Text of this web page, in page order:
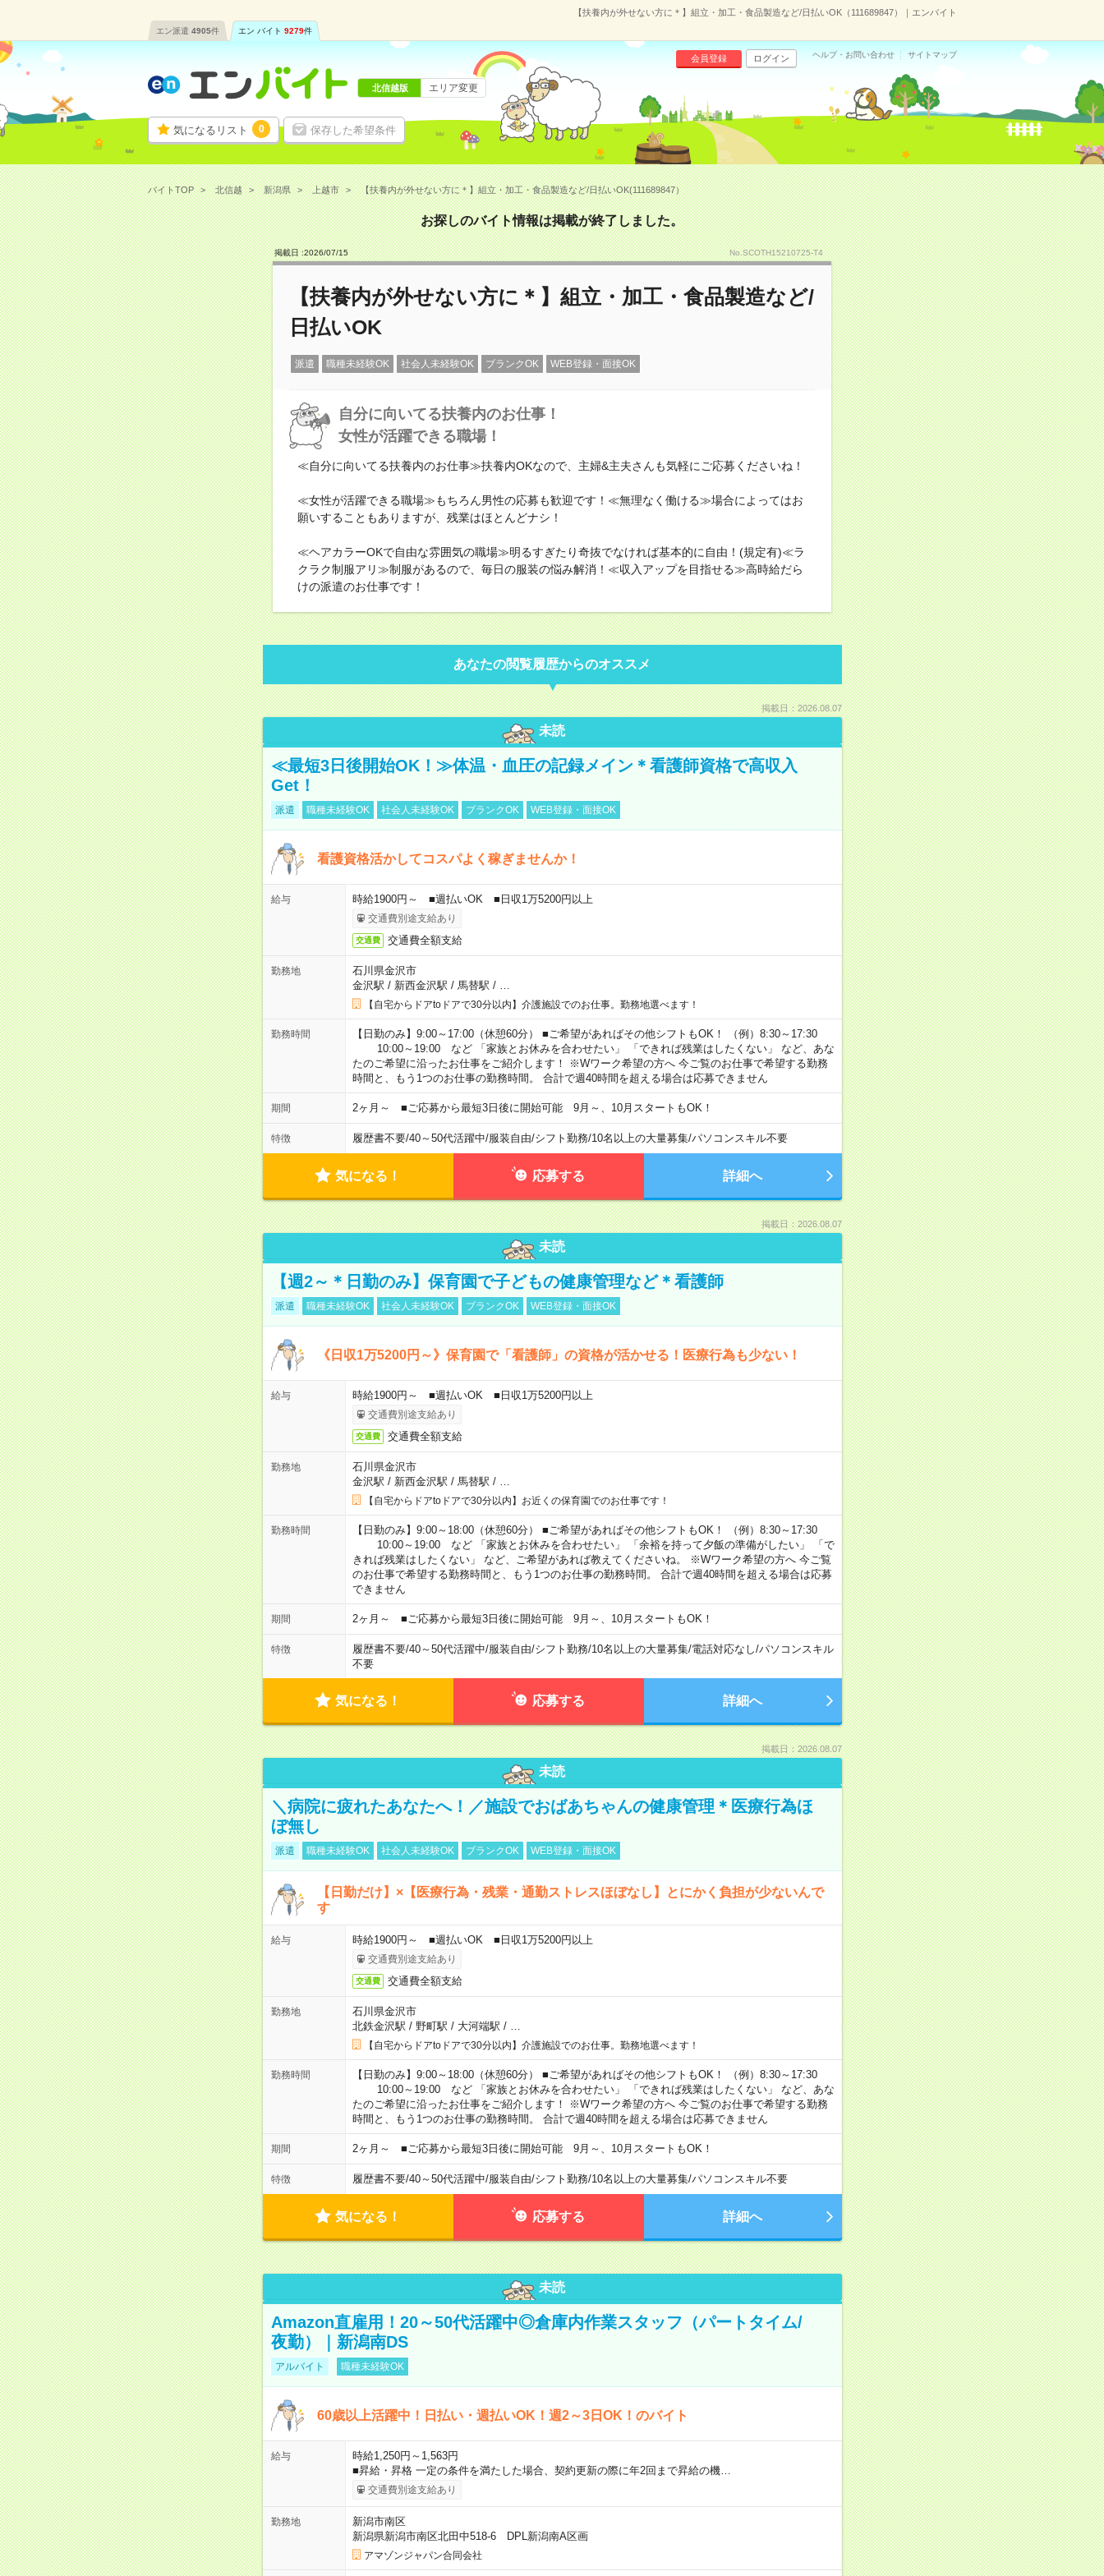
【扶養内が外せない方に＊】組立・加工・食品製造など/日払いOK（111689847）｜エンバイト
エン派遣 4905件 エン バイト 9279件
気になるリスト 0 保存した希望条件
会員登録 ログイン ヘルプ・お問い合わせ サイトマップ
北信越版 エリア変更
バイトTOP 北信越 新潟県 上越市 【扶養内が外せない方に＊】組立・加工・食品製造など/日払いOK(111689847）
お探しのバイト情報は掲載が終了しました。
掲載日 :2026/07/15 No.SCOTH15210725-T4
【扶養内が外せない方に＊】組立・加工・食品製造など/
日払いOK
派遣 職種未経験OK 社会人未経験OK ブランクOK WEB登録・面接OK
自分に向いてる扶養内のお仕事！
女性が活躍できる職場！
≪自分に向いてる扶養内のお仕事≫扶養内OKなので、主婦&主夫さんも気軽にご応募くださいね！
≪女性が活躍できる職場≫もちろん男性の応募も歓迎です！≪無理なく働ける≫場合によってはお
願いすることもありますが、残業はほとんどナシ！
≪ヘアカラーOKで自由な雰囲気の職場≫明るすぎたり奇抜でなければ基本的に自由！(規定有)≪ラ
クラク制服アリ≫制服があるので、毎日の服装の悩み解消！≪収入アップを目指せる≫高時給だら
けの派遣のお仕事です！
あなたの閲覧履歴からのオススメ
掲載日：2026.08.07
未読
≪最短3日後開始OK！≫体温・血圧の記録メイン＊看護師資格で高収入
Get！
派遣 職種未経験OK 社会人未経験OK ブランクOK WEB登録・面接OK
看護資格活かしてコスパよく稼ぎませんか！
給与 時給1900円～ ■週払いOK ■日収1万5200円以上
交通費別途支給あり
交通費 交通費全額支給
勤務地
石川県金沢市
金沢駅 / 新西金沢駅 / 馬替駅 /
【自宅からドアtoドアで30分以内】介護施設でのお仕事。勤務地選べます！
勤務時間
【日勤のみ】9:00～17:00（休憩60分） ■ご希望があればその他シフトもOK！ （例）8:30～17:30
10:00～19:00 など 「家族とお休みを合わせたい」 「できれば残業はしたくない」 など、あな
たのご希望に沿ったお仕事をご紹介します！ ※Wワーク希望の方へ 今ご覧のお仕事で希望する勤務
時間と、もう1つのお仕事の勤務時間。 合計で週40時間を超える場合は応募できません
期間 2ヶ月～ ■ご応募から最短3日後に開始可能 9月～、10月スタートもOK！
特徴 履歴書不要/40～50代活躍中/服装自由/シフト勤務/10名以上の大量募集/パソコンスキル不要
気になる！ 応募する 詳細へ
掲載日：2026.08.07
未読
【週2～＊日勤のみ】保育園で子どもの健康管理など＊看護師
派遣 職種未経験OK 社会人未経験OK ブランクOK WEB登録・面接OK
《日収1万5200円～》保育園で「看護師」の資格が活かせる！医療行為も少ない！
給与 時給1900円～ ■週払いOK ■日収1万5200円以上
交通費別途支給あり
交通費 交通費全額支給
勤務地
石川県金沢市
金沢駅 / 新西金沢駅 / 馬替駅 /
【自宅からドアtoドアで30分以内】お近くの保育園でのお仕事です！
勤務時間
【日勤のみ】9:00～18:00（休憩60分） ■ご希望があればその他シフトもOK！ （例）8:30～17:30
10:00～19:00 など 「家族とお休みを合わせたい」 「余裕を持って夕飯の準備がしたい」 「で
きれば残業はしたくない」 など、ご希望があれば教えてくださいね。 ※Wワーク希望の方へ 今ご覧
のお仕事で希望する勤務時間と、もう1つのお仕事の勤務時間。 合計で週40時間を超える場合は応募
できません
期間 2ヶ月～ ■ご応募から最短3日後に開始可能 9月～、10月スタートもOK！
特徴 履歴書不要/40～50代活躍中/服装自由/シフト勤務/10名以上の大量募集/電話対応なし/パソコンスキル
不要
気になる！ 応募する 詳細へ
掲載日：2026.08.07
未読
＼病院に疲れたあなたへ！／施設でおばあちゃんの健康管理＊医療行為ほ
ぼ無し
派遣 職種未経験OK 社会人未経験OK ブランクOK WEB登録・面接OK
【日勤だけ】×【医療行為・残業・通勤ストレスほぼなし】とにかく負担が少ないんで
す
給与 時給1900円～ ■週払いOK ■日収1万5200円以上
交通費別途支給あり
交通費 交通費全額支給
勤務地
石川県金沢市
北鉄金沢駅 / 野町駅 / 大河端駅 /
【自宅からドアtoドアで30分以内】介護施設でのお仕事。勤務地選べます！
勤務時間
【日勤のみ】9:00～18:00（休憩60分） ■ご希望があればその他シフトもOK！ （例）8:30～17:30
10:00～19:00 など 「家族とお休みを合わせたい」 「できれば残業はしたくない」 など、あな
たのご希望に沿ったお仕事をご紹介します！ ※Wワーク希望の方へ 今ご覧のお仕事で希望する勤務
時間と、もう1つのお仕事の勤務時間。 合計で週40時間を超える場合は応募できません
期間 2ヶ月～ ■ご応募から最短3日後に開始可能 9月～、10月スタートもOK！
特徴 履歴書不要/40～50代活躍中/服装自由/シフト勤務/10名以上の大量募集/パソコンスキル不要
気になる！ 応募する 詳細へ
未読
Amazon直雇用！20～50代活躍中◎倉庫内作業スタッフ（パートタイム/
夜勤）｜新潟南DS
アルバイト 職種未経験OK
60歳以上活躍中！日払い・週払いOK！週2～3日OK！のバイト
給与
時給1,250円～1,563円
■昇給・昇格 一定の条件を満たした場合、契約更新の際に年2回まで昇給の機…
交通費別途支給あり
勤務地
新潟市南区
新潟県新潟市南区北田中518-6 DPL新潟南A区画
アマゾンジャパン合同会社